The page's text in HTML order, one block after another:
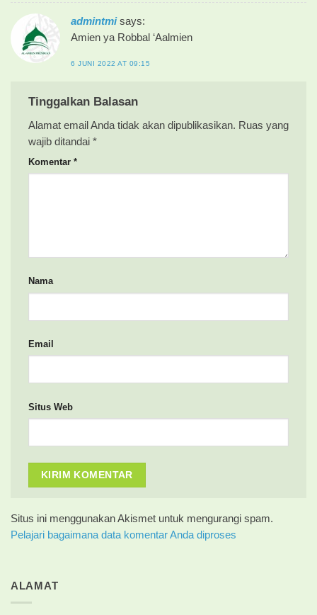
admintmi says:
Amien ya Robbal ‘Aalmien
6 JUNI 2022 AT 09:15
Tinggalkan Balasan
Alamat email Anda tidak akan dipublikasikan. Ruas yang
wajib ditandai *
Komentar *
Nama
Email
Situs Web
Situs ini menggunakan Akismet untuk mengurangi spam.
Pelajari bagaimana data komentar Anda diproses
ALAMAT